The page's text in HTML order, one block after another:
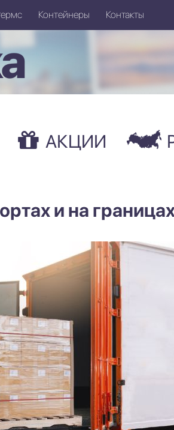
Контейнеры Контакты
АКЦИИ
и на